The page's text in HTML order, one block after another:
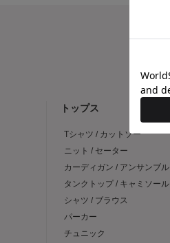
トップス
Tシャツ / カットソー
ニット / セーター
カーディガン / アンサンブル
タンクトップ / キャミソール
シャツ / ブラウス
パーカー
チュニック